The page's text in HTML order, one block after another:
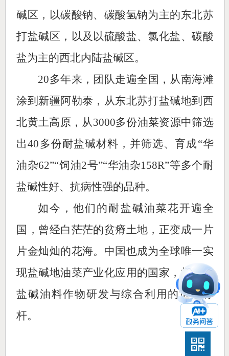
碱区，以碳酸钠、碳酸氢钠为主的东北苏
打盐碱区，以及以硫酸盐、氯化盐、碳酸
盐为主的西北内陆盐碱区。
20多年来，团队走遍全国，从南海滩
涂到新疆阿勒泰，从东北苏打盐碱地到西
北黄土高原，从3000多份油菜资源中筛选
出40多份耐盐碱材料，并筛选、育成“华
油杂62”“饲油2号”“华油杂158R”等多个耐
盐碱性好、抗病性强的品种。
如今，他们的耐盐碱油菜花开遍全
国，曾经白茫茫的贫瘠土地，正变成一片
片金灿灿的花海。中国也成为全球唯一实
现盐碱地油菜产业化应用的国家，树立起
盐碱油料作物研发与综合利用的世界标
杆。